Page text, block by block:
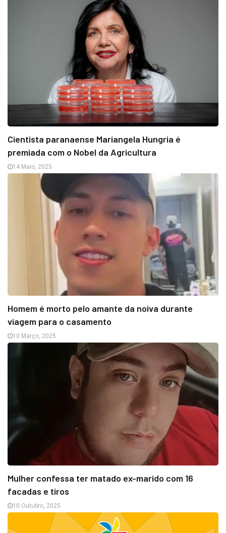
Cientista paranaense Mariangela Hungria é
premiada com o Nobel da Agricultura
14 Maio, 2025
Homem é morto pelo amante da noiva durante
viagem para o casamento
10 Março, 2025
Mulher confessa ter matado ex-marido com 16
facadas e tiros
10 Outubro, 2025